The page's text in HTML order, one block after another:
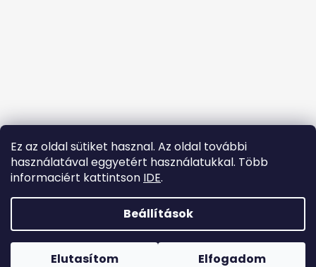
Ez az oldal sütiket hasznal. Az oldal további
használatával eggyetért használatukkal. Több
informaciért kattintson IDE.
Beállítások
Elutasítom Elfogadom
Copyright 2026tanccipok.hu. Minden jog fenntartva.
Süti beállítások szerkesztése